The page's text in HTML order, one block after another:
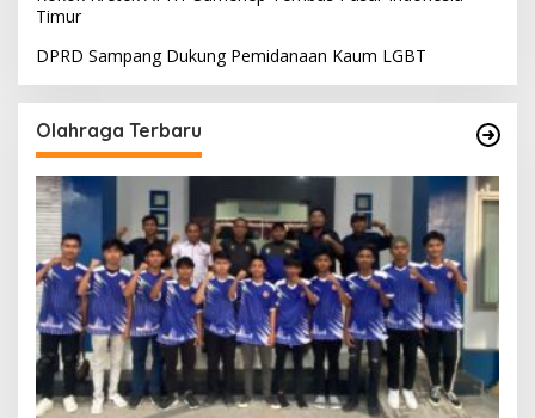
Timur
DPRD Sampang Dukung Pemidanaan Kaum LGBT
Olahraga Terbaru